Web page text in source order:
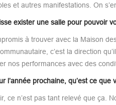
et autres manifestations. On
exister une salle pour pouvoir
à trouver avec la Maison
c’est la direction
nos performances avec des
l’année prochaine, qu’est ce
ce n’est pas tant relevé que ça.